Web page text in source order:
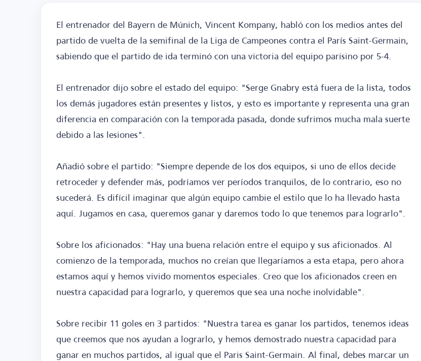
El entrenador del Bayern de Múnich, Vincent Kompany, habló con los medios antes del
partido de vuelta de la semifinal de la Liga de Campeones contra el París Saint-Germain,
sabiendo que el partido de ida terminó con una victoria del equipo parisino por 5-4.
El entrenador dijo sobre el estado del equipo: "Serge Gnabry está fuera de la lista, todos
los demás jugadores están presentes y listos, y esto es importante y representa una gran
diferencia en comparación con la temporada pasada, donde sufrimos mucha mala suerte
debido a las lesiones".
Añadió sobre el partido: "Siempre depende de los dos equipos, si uno de ellos decide
retroceder y defender más, podríamos ver períodos tranquilos, de lo contrario, eso no
sucederá. Es difícil imaginar que algún equipo cambie el estilo que lo ha llevado hasta
aquí. Jugamos en casa, queremos ganar y daremos todo lo que tenemos para lograrlo".
Sobre los aficionados: "Hay una buena relación entre el equipo y sus aficionados. Al
comienzo de la temporada, muchos no creían que llegaríamos a esta etapa, pero ahora
estamos aquí y hemos vivido momentos especiales. Creo que los aficionados creen en
nuestra capacidad para lograrlo, y queremos que sea una noche inolvidable".
Sobre recibir 11 goles en 3 partidos: "Nuestra tarea es ganar los partidos, tenemos ideas
que creemos que nos ayudan a lograrlo, y hemos demostrado nuestra capacidad para
ganar en muchos partidos, al igual que el Paris Saint-Germain. Al final, debes marcar un